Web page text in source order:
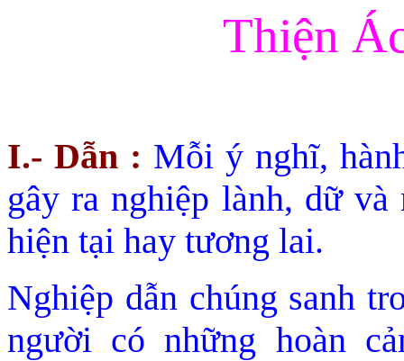
Thiện
I.- Dẫn : Mỗi ý nghĩ,
gây ra nghiệp lành, dữ và
hiện tại hay tương lai.
Nghiệp dẫn chúng sanh
người có những hoàn